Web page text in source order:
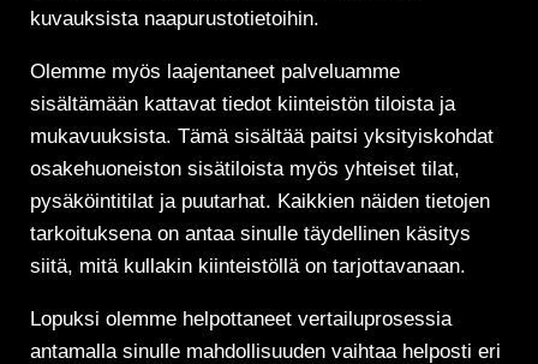
kuvauksista naapurustotietoihin.
Olemme myös laajentaneet palveluamme
sisältämään kattavat tiedot kiinteistön tiloista ja
mukavuuksista. Tämä sisältää paitsi yksityiskohdat
osakehuoneiston sisätiloista myös yhteiset tilat,
pysäköintitilat ja puutarhat. Kaikkien näiden tietojen
tarkoituksena on antaa sinulle täydellinen käsitys
siitä, mitä kullakin kiinteistöllä on tarjottavanaan.
Lopuksi olemme helpottaneet vertailuprosessia
antamalla sinulle mahdollisuuden vaihtaa helposti eri